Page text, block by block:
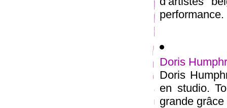
Doris
Doris
en studio.
grande